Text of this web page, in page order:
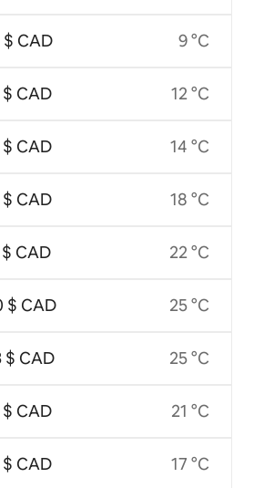
CAD
CAD
CAD
CAD
CAD
$ CAD
$ CAD
CAD
CAD
9 °C
12 °C
14 °C
18 °C
22 °C
25 °C
25 °C
21 °C
17 °C